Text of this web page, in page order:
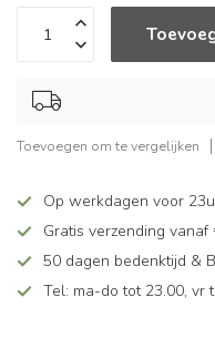
Toevoegen om te vergelijken
Op werkdagen voor
Gratis verzending vanaf
50 dagen bedenktijd &
Tel: ma-do tot 23.00, vr